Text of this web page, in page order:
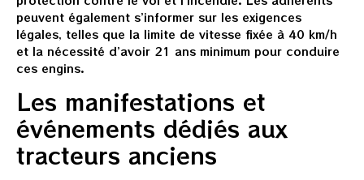
peuvent également s’informer sur les exigences
légales, telles que la limite de vitesse fixée à 40 km/h
et la nécessité d’avoir 21 ans minimum pour conduire
ces engins.
Les manifestations et
événements dédiés aux
tracteurs anciens